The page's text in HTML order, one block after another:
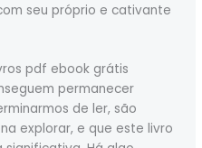
seu próprio e cativante
pdf ebook grátis
permanecer
de ler, são
explorar, e que este livro